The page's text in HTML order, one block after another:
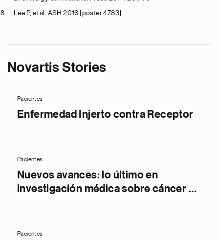
Lee P, et al. ASH 2016 [poster 4783]
Novartis Stories
Pacientes
Enfermedad Injerto contra Receptor
Pacientes
Nuevos avances: lo último en
investigación médica sobre cáncer de
Pacientes